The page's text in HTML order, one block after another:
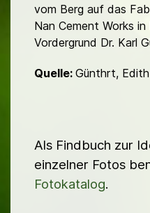
vom Berg auf das
Nan Cement Works in
Vordergrund Dr. Karl
Quelle: Günthrt, Edith
Als Findbuch zur
einzelner Fotos
Fotokatalog.